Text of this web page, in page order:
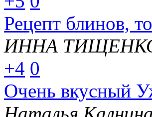
Рецепт блинов,
ИННА
+4 0
Очень вкусный